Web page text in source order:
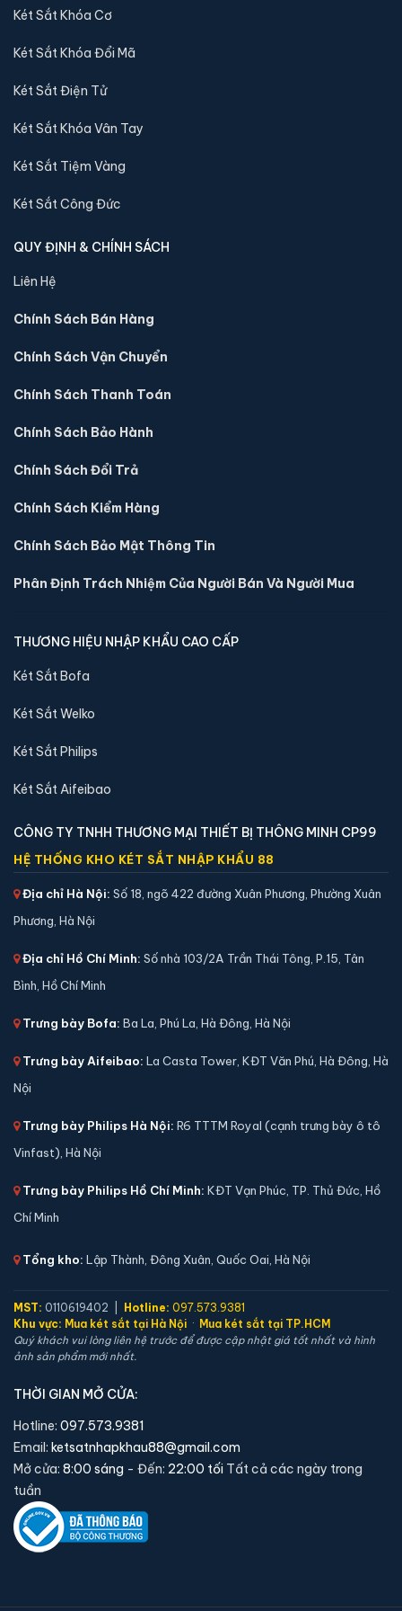
Video về sản phẩm Két sắt Philips
Sản phẩm cùng dòng Két sắt Philips
sánh kích thước, công nghệ khoá và mức giá trước khi đặt
hàng.
📐 Kích thước:
⚖️ Trọng lượng:
🛡️ Bảo hành:24 tháng
16,000,000 đ
Xem chi tiết →
Két sắt Philips SBX301 vân tay chính hãng
⚖️ Trọng lượng:36 kg
🔒 Khoá:
16,000,000 đ
Xem chi tiết →
Két Sắt Khóa Cơ
Két Sắt Khóa Đổi Mã
Két Sắt Điện Tử
Két Sắt Khóa Vân Tay
Két Sắt Tiệm Vàng
Két Sắt Công Đức
QUY ĐỊNH & CHÍNH SÁCH
Liên Hệ
Chính Sách Bán Hàng
Chính Sách Vận Chuyển
Chính Sách Thanh Toán
Chính Sách Bảo Hành
Chính Sách Đổi Trả
Chính Sách Kiểm Hàng
Chính Sách Bảo Mật Thông Tin
Phân Định Trách Nhiệm Của Người Bán Và Người Mua
THƯƠNG HIỆU NHẬP KHẨU CAO CẤP
Két Sắt Bofa
Két Sắt Welko
Két Sắt Philips
Két Sắt Aifeibao
CÔNG TY TNHH THƯƠNG MẠI THIẾT BỊ THÔNG MINH CP99
HỆ THỐNG KHO KÉT SẮT NHẬP KHẨU 88
Địa chỉ Hà Nội: Số 18, ngõ 422 đường Xuân Phương, Phường Xuân
Phương, Hà Nội
Địa chỉ Hồ Chí Minh: Số nhà 103/2A Trần Thái Tông, P.15, Tân
Bình, Hồ Chí Minh
Trưng bày Bofa: Ba La, Phú La, Hà Đông, Hà Nội
Trưng bày Aifeibao: La Casta Tower, KĐT Văn Phú, Hà Đông, Hà
Nội
Trưng bày Philips Hà Nội: R6 TTTM Royal (cạnh trưng bày ô tô
Vinfast), Hà Nội
Trưng bày Philips Hồ Chí Minh: KĐT Vạn Phúc, TP. Thủ Đức, Hồ
Chí Minh
Tổng kho: Lập Thành, Đông Xuân, Quốc Oai, Hà Nội
MST: 0110619402 | Hotline: 097.573.9381
Khu vực: Mua két sắt tại Hà Nội · Mua két sắt tại TP.HCM
Quý khách vui lòng liên hệ trước để được cập nhật giá tốt nhất và hình
ảnh sản phẩm mới nhất.
THỜI GIAN MỞ CỬA:
Hotline: 097.573.9381
Email: ketsatnhapkhau88@gmail.com
Mở cửa: 8:00 sáng - Đến: 22:00 tối Tất cả các ngày trong
tuần